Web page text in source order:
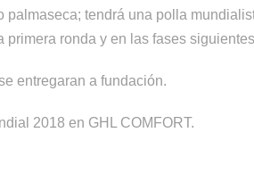
palmaseca; tendrá una polla
primera ronda y en las fases
entregaran a fundación.
2018 en GHL COMFORT.